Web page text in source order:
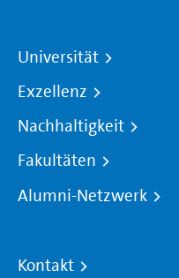
Universität
Exzellenz
Nachhaltigkeit
Fakultäten
Alumni-Netzwerk
Kontakt